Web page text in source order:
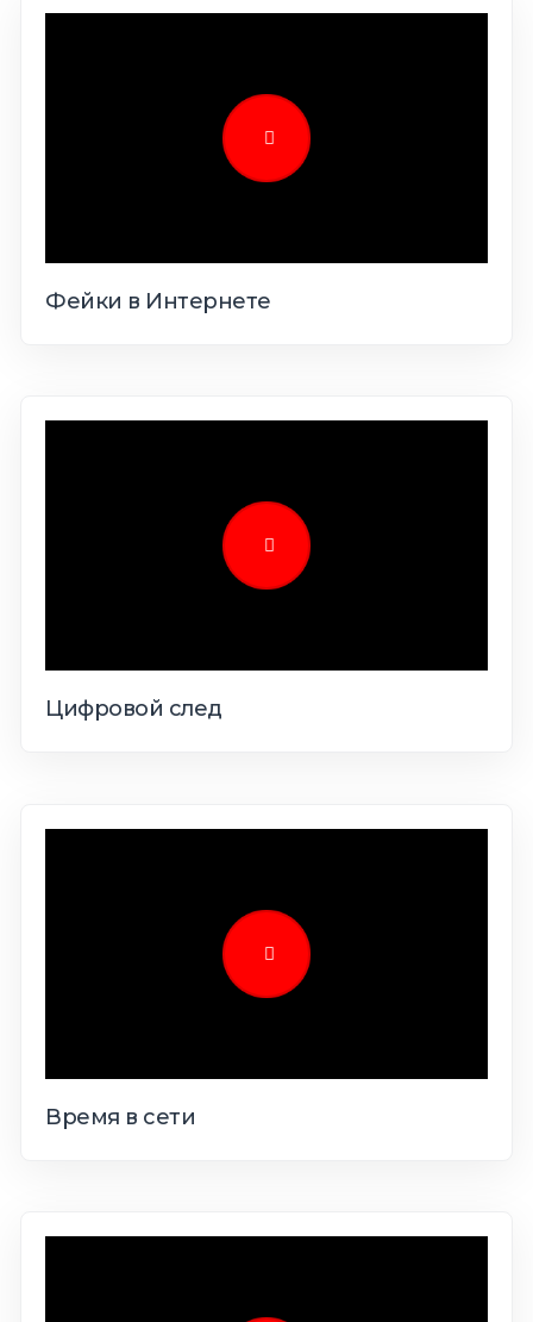
Фейки в Интернете
Цифровой след
Время в сети